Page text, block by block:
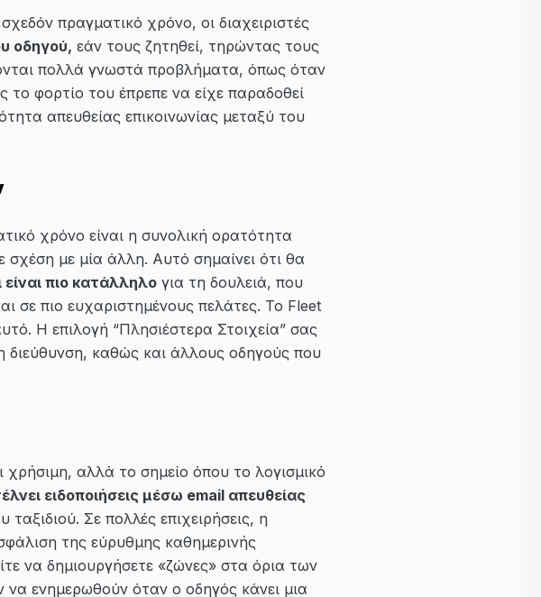
πραγματικό χρόνο, οι διαχειριστές
οδηγού, εάν τους ζητηθεί, τηρώντας τους
πολλά γνωστά προβλήματα, όπως όταν
φορτίο του έπρεπε να είχε παραδοθεί
απευθείας επικοινωνίας μεταξύ του
χρόνο είναι η συνολική ορατότητα
με μία άλλη. Αυτό σημαίνει ότι θα
πιο κατάλληλο για τη δουλειά, που
σε πιο ευχαριστημένους πελάτες. Το Fleet
Η επιλογή “Πλησιέστερα Στοιχεία” σας
διεύθυνση, καθώς και άλλους οδηγούς που
χρήσιμη, αλλά το σημείο όπου το λογισμικό
ειδοποιήσεις μέσω email απευθείας
Σε πολλές επιχειρήσεις, η
της εύρυθμης καθημερινής
να δημιουργήσετε «ζώνες» στα όρια των
ενημερωθούν όταν ο οδηγός κάνει μια